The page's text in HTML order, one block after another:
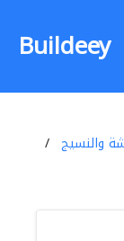
Buildeey
والنسيج